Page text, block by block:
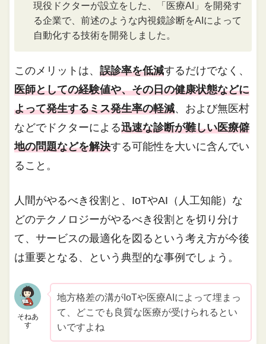
現役ドクターが設立をした、「医療AI」を開発す
る企業で、前述のような内視鏡診断をAIによって
自動化する技術を開発しました。
このメリットは、誤診率を低減するだけでなく、
医師としての経験値や、その日の健康状態などに
よって発生するミス発生率の軽減、および無医村
などでドクターによる迅速な診断が難しい医療僻
地の問題などを解決する可能性を大いに含んでい
ること。
人間がやるべき役割と、IoTやAI（人工知能）な
どのテクノロジーがやるべき役割とを切り分け
て、サービスの最適化を図るという考え方が今後
は重要となる、という典型的な事例でしょう。
そねあ
す
地方格差の溝がIoTや医療AIによって埋まっ
て、どこでも良質な医療が受けられるとい
いですよね